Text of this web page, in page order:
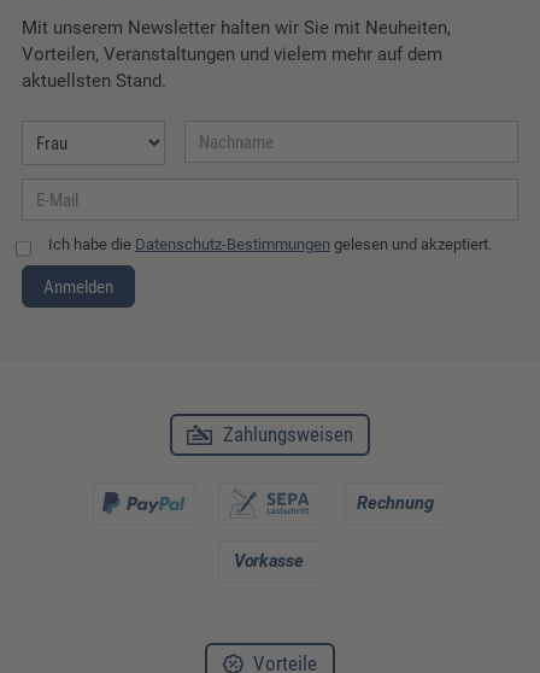
Mit unserem Newsletter halten wir Sie mit Neuheiten,
Vorteilen, Veranstaltungen und vielem mehr auf dem
aktuellsten Stand.
Ich habe die Datenschutz-Bestimmungen gelesen und akzeptiert.
Anmelden
Zahlungsweisen
Vorteile